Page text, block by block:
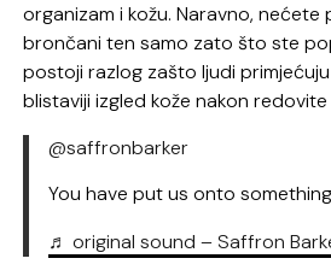
organizam i kožu. Naravno,
brončani ten samo zato što ste
postoji razlog zašto ljudi
blistaviji izgled kože nakon
@saffronbarker
You have put us onto
♬ original sound – Saffron